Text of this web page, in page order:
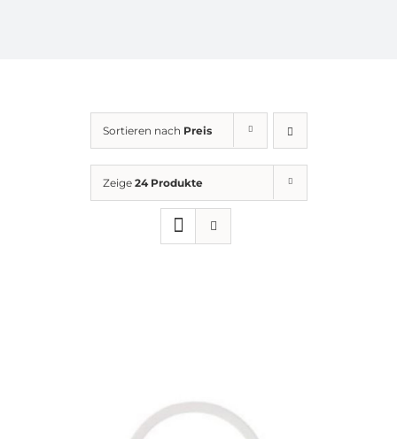
AGB
Impressum
Datenschutz
Sortieren nach Preis
Zeige 24 Produkte